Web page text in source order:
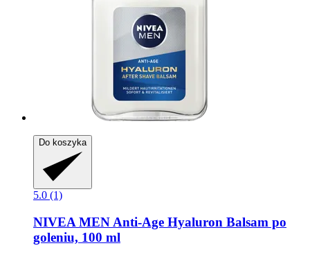
Do koszyka
5.0 (1)
NIVEA MEN Anti-​Age Hyaluron Balsam po
goleniu, 100 ml